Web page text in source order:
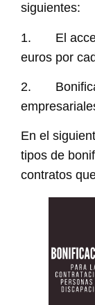
siguientes:
1. El
euros por
2.
En el
tipos de
contratos